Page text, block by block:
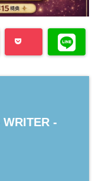
WRITER -